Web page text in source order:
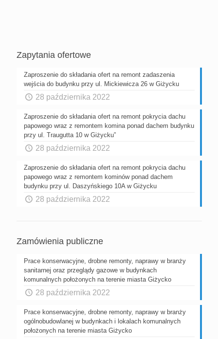
Zapytania ofertowe
Zaproszenie do składania ofert na remont zadaszenia
wejścia do budynku przy ul. Mickiewicza 26 w Giżycku
28 października 2022
Zaproszenie do składania ofert na remont pokrycia dachu
papowego wraz z remontem komina ponad dachem budynku
przy ul. Traugutta 10 w Giżycku”
28 października 2022
Zaproszenie do składania ofert na remont pokrycia dachu
papowego wraz z remontem kominów ponad dachem
budynku przy ul. Daszyńskiego 10A w Giżycku
28 października 2022
Zamówienia publiczne
Prace konserwacyjne, drobne remonty, naprawy w branży
sanitarnej oraz przeglądy gazowe w budynkach
komunalnych położonych na terenie miasta Giżycko
28 października 2022
Prace konserwacyjne, drobne remonty, naprawy w branży
ogólnobudowlanej w budynkach i lokalach komunalnych
położonych na terenie miasta Giżycko